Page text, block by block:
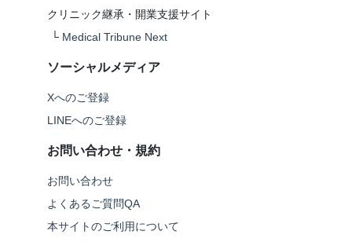
クリニック継承・開業支援サイト
└ Medical Tribune Next
ソーシャルメディア
Xへのご登録
LINEへのご登録
お問い合わせ・規約
お問い合わせ
よくあるご質問QA
本サイトのご利用について